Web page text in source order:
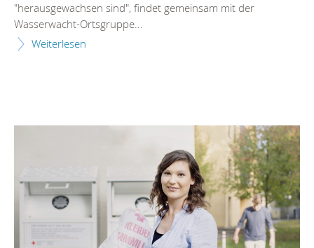
"herausgewachsen sind", findet gemeinsam mit der
Wasserwacht-Ortsgruppe...
Weiterlesen